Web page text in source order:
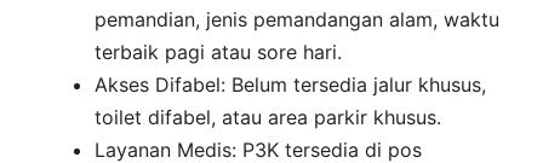
pemandian, jenis pemandangan alam, waktu
terbaik pagi atau sore hari.
Akses Difabel: Belum tersedia jalur khusus,
toilet difabel, atau area parkir khusus.
Layanan Medis: P3K tersedia di pos